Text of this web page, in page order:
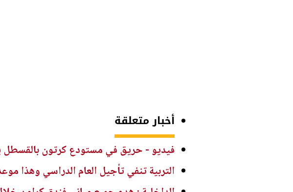
أخبار متعلقة
فيديو - حريق في مستودع كرتون بالقسطل
التربية تنفي تأجيل العام الدراسي وهذا